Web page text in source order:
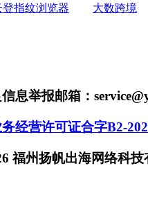
登指纹浏览器 大数跨境
息举报邮箱：
经营许可证合字B2-
福州扬帆出海网络科技